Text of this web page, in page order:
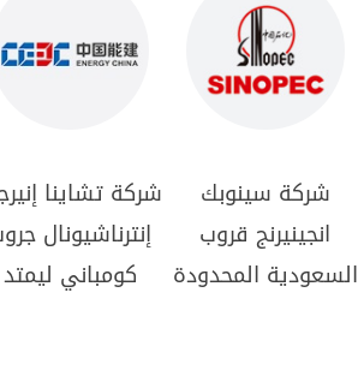
شركة تشاينا
إنترناشيونال
كومباني ليمتد
شركة سينوبك
انجينيرنج قروب
السعودية المحدودة